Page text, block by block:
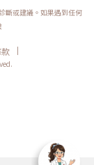
斷或建議。如果遇到任何
|